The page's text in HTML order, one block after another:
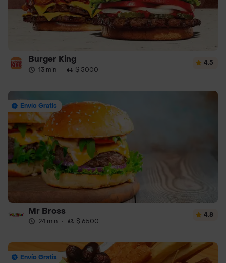
Burger King
13 min · $ 5000
4.5
Envío Gratis
Mr Bross
24 min · $ 6500
4.8
Envío Gratis